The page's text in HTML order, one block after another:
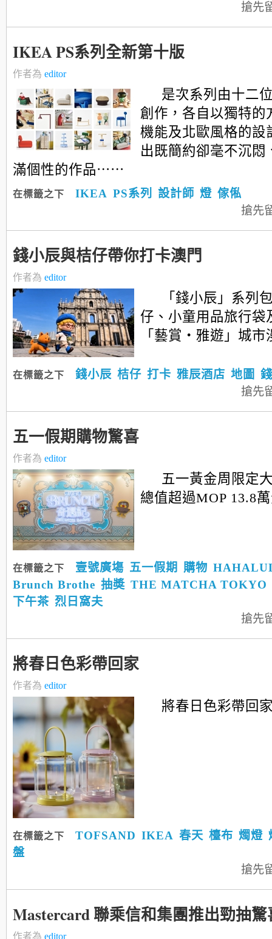
搶先
IKEA PS系列全新第十版
作者為 editor
是次系列由十二
創作，各自以獨特的
機能及北歐風格的設
出既簡約卻毫不沉悶
滿個性的作品⋯⋯
在標籤之下 IKEA PS系列 設計師 燈 傢俬
搶先
錢小辰與桔仔帶你打卡澳門
作者為 editor
「錢小辰」系列
仔、小童用品旅行袋
「藝賞‧雅遊」城
在標籤之下 錢小辰 桔仔 打卡 雅辰酒店 地圖
搶先
五一假期購物驚喜
作者為 editor
五一黃金周限定
總值超過MOP 13.8
在標籤之下 壹號廣塲 五一假期 購物
Brunch Brothe 抽奬 THE MATCHA TOKYO
下午茶 烈日窩夫
搶先
將春日色彩帶回家
作者為 editor
將春日色彩帶
在標籤之下 TOFSAND IKEA 春天 檯布 燭燈
盤
搶先
Mastercard 聯乘信和集團推出勁抽
作者為 editor